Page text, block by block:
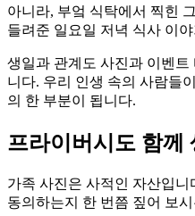
아니라, 부엌 식탁에서 찍힌
들려준 일요일 저녁 식사 이
생일과 관계도 사진과 이벤
니다. 우리 인생 속의 사람들
의 한 부분이 됩니다.
프라이버시도 함께
가족 사진은 사적인 자산입니
동의하는지 한 번쯤 짚어 보